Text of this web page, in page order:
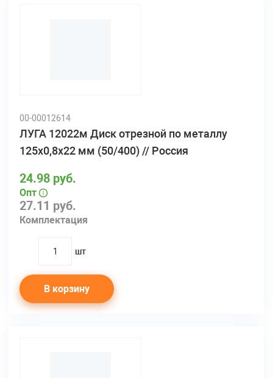
00-00012614
ЛУГА 12022м Диск отрезной по металлу
125х0,8х22 мм (50/400) // Россия
27.11 руб.
Комплектация
24.98 руб.
Опт
quantity
шт
В корзину